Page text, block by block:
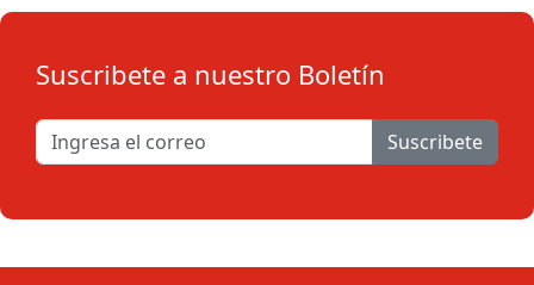
Suscribete a nuestro Boletín
Suscribete